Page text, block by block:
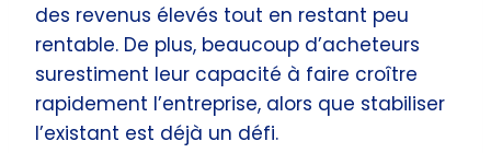
des revenus élevés tout en restant peu
rentable. De plus, beaucoup d’acheteurs
surestiment leur capacité à faire croître
rapidement l’entreprise, alors que stabiliser
l’existant est déjà un défi.